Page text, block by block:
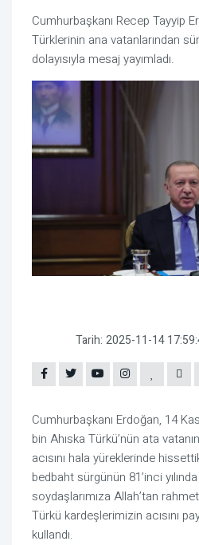
Cumhurbaşkanı Recep Tayyip
Türklerinin ana vatanlarından
dolayısıyla mesaj yayımladı.
Tarih: 2025-11-14
Cumhurbaşkanı Erdoğan, 14
bin Ahıska Türkü’nün ata
acısını hala yüreklerinde
bedbaht sürgünün 81’inci
soydaşlarımıza Allah’tan
Türkü kardeşlerimizin acısını
kullandı.